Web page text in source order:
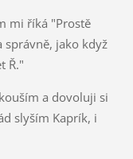
mi říká "Prostě
správně, jako když
Ř."
a dovoluji si
slyším Kaprík, i